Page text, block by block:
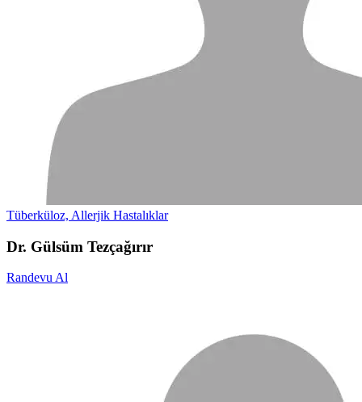
Tüberküloz, Allerjik Hastalıklar
Dr. Gülsüm Tezçağırır
Randevu Al